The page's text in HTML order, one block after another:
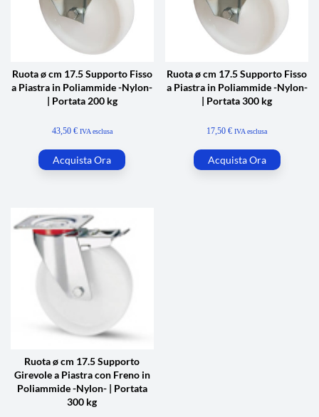
Ruota ø cm 17.5 Supporto Fisso
a Piastra in Poliammide -Nylon-
| Portata 200 kg
43,50 € IVA esclusa
Acquista Ora
Ruota ø cm 17.5 Supporto Fisso
a Piastra in Poliammide -Nylon-
| Portata 300 kg
17,50€ IVA esclusa
Acquista Ora
Ruota ø cm 17.5 Supporto
Girevole a Piastra con Freno in
Poliammide -Nylon- | Portata
300 kg